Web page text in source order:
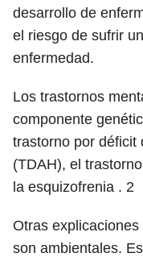
desarrollo de
el riesgo de sufrir
enfermedad.
Los trastornos
componente
trastorno por déficit
(TDAH), el
la esquizofrenia . 2
Otras
son ambientales.